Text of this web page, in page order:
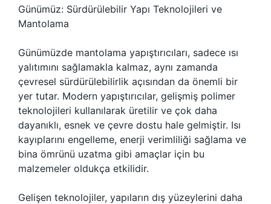
Günümüz: Sürdürülebilir Yapı Teknolojileri ve
Mantolama
Günümüzde mantolama yapıştırıcıları, sadece ısı
yalıtımını sağlamakla kalmaz, aynı zamanda
çevresel sürdürülebilirlik açısından da önemli bir
yer tutar. Modern yapıştırıcılar, gelişmiş polimer
teknolojileri kullanılarak üretilir ve çok daha
dayanıklı, esnek ve çevre dostu hale gelmiştir. Isı
kayıplarını engelleme, enerji verimliliği sağlama ve
bina ömrünü uzatma gibi amaçlar için bu
malzemeler oldukça etkilidir.
Gelişen teknolojiler, yapıların dış yüzeylerini daha